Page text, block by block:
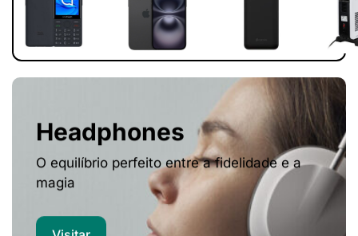
Headphones
O equilíbrio perfeito entre a fidelidade e a
magia